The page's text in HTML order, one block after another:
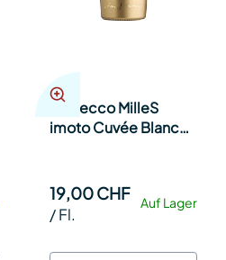
Prosecco MilleS
imoto Cuvée Blanc
Auf Lager
19,00 CHF
/Fl.